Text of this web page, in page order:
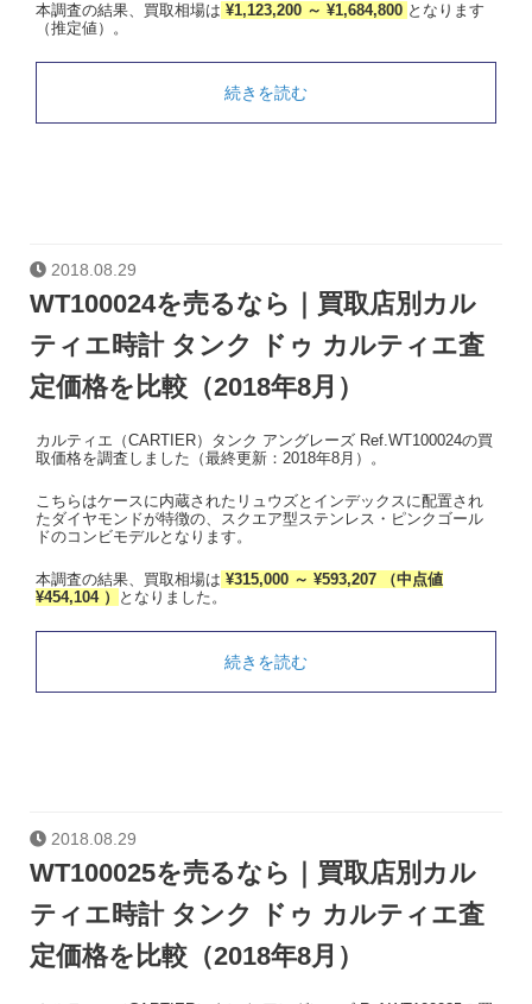
本調査の結果、買取相場は ¥1,123,200 ～ ¥1,684,800 となります
（推定値）。
続きを読む
2018.08.29
WT100024を売るなら｜買取店別カル
ティエ時計 タンク ドゥ カルティエ査
定価格を比較（2018年8月）
カルティエ（CARTIER）タンク アングレーズ Ref.WT100024の買
取価格を調査しました（最終更新：2018年8月）。
こちらはケースに内蔵されたリュウズとインデックスに配置され
たダイヤモンドが特徴の、スクエア型ステンレス・ピンクゴール
ドのコンビモデルとなります。
本調査の結果、買取相場は ¥315,000 ～ ¥593,207 （中点値
¥454,104 ）
となりました。
続きを読む
2018.08.29
WT100025を売るなら｜買取店別カル
ティエ時計 タンク ドゥ カルティエ査
定価格を比較（2018年8月）